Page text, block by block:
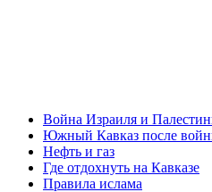
Война Израиля и
Южный Кавказ после
Нефть и газ
Где отдохнуть на Кавказе
Правила ислама